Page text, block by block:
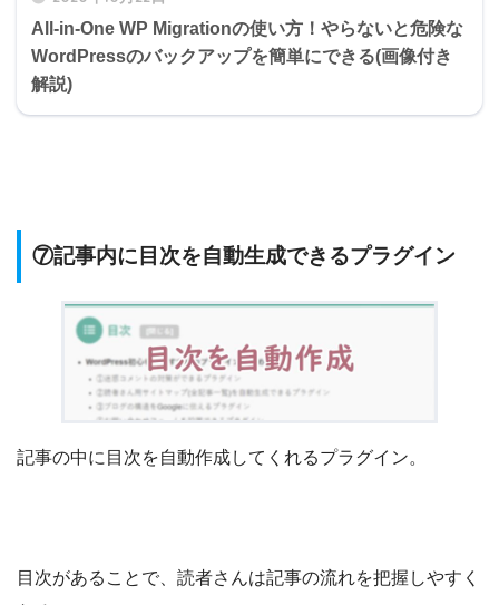
All-in-One WP Migrationの使い方！やらないと危険な
WordPressのバックアップを簡単にできる(画像付き
解説)
⑦記事内に目次を自動生成できるプラグイン
記事の中に目次を自動作成してくれるプラグイン。
目次があることで、読者さんは記事の流れを把握しやすく